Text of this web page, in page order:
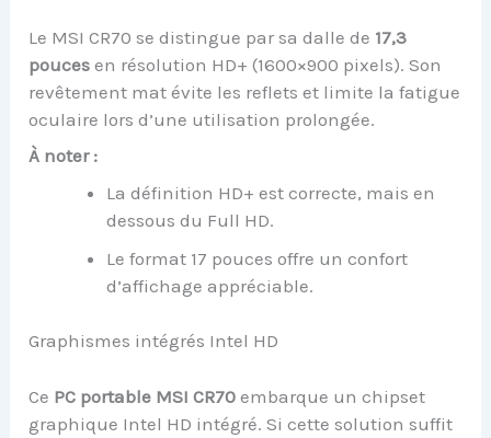
Le MSI CR70 se distingue par sa dalle de 17,3
pouces en résolution HD+ (1600×900 pixels). Son
revêtement mat évite les reflets et limite la fatigue
oculaire lors d’une utilisation prolongée.
À noter :
La définition HD+ est correcte, mais en
dessous du Full HD.
Le format 17 pouces offre un confort
d’affichage appréciable.
Graphismes intégrés Intel HD
Ce PC portable MSI CR70 embarque un chipset
graphique Intel HD intégré. Si cette solution suffit